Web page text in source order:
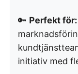
🔑 Perfekt för:
initiativ med